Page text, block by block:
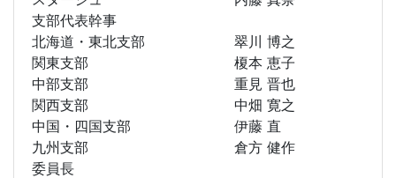
支部代表幹事
北海道・東北支部
翠川 博之
関東支部
榎本 恵子
中部支部
重見 晋也
関西支部
中畑 寛之
中国・四国支部
伊藤 直
九州支部
倉方 健作
委員長